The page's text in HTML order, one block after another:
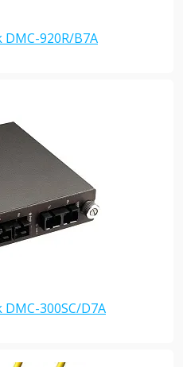
920R/B7A
300SC/D7A